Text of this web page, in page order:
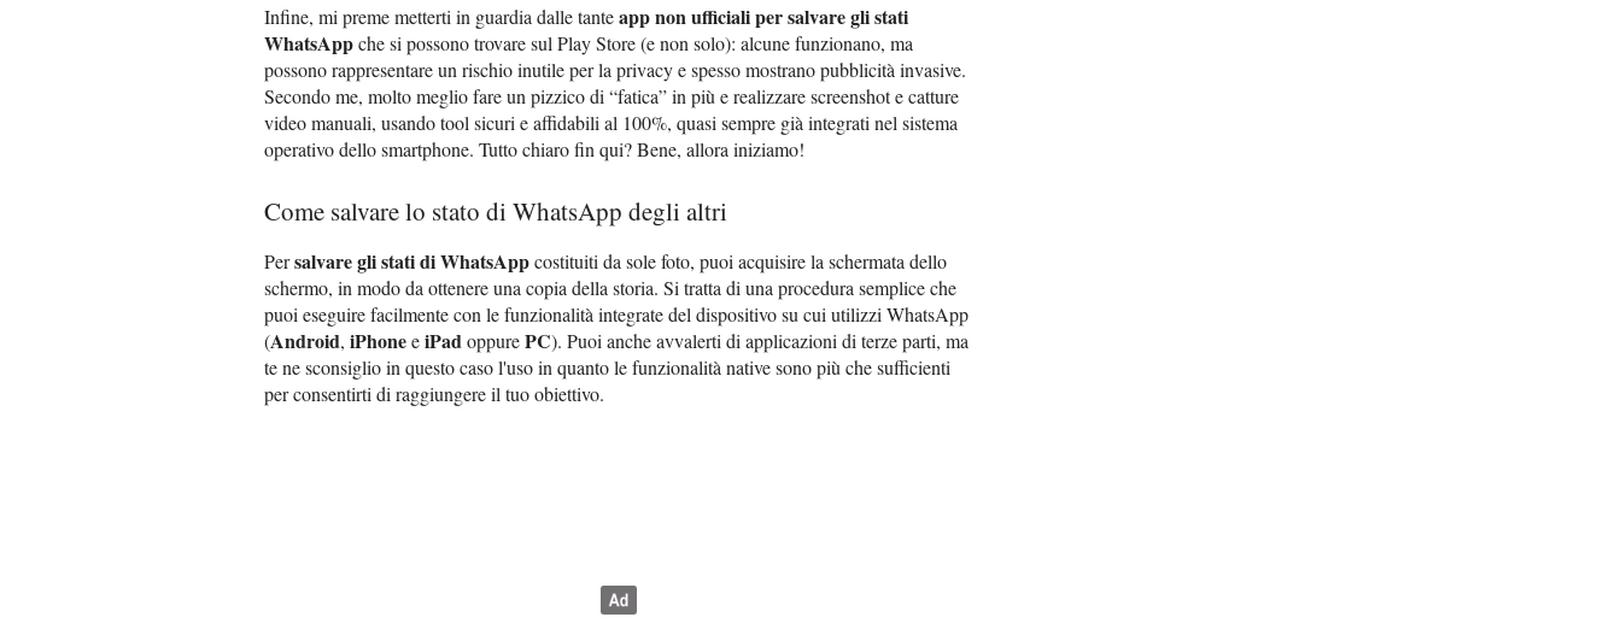
Infine, mi preme metterti in guardia dalle tanteapp non ufficiali per salvare gli stati
WhatsAppche si possono trovare sul Play Store (e non solo): alcune funzionano, ma
possono rappresentare un rischio inutile per la privacy e spesso mostrano pubblicità invasive.
Secondo me, molto meglio fare un pizzico di “fatica” in più e realizzare screenshot e catture
video manuali, usando tool sicuri e affidabili al 100%, quasi sempre già integrati nel sistema
operativo dello smartphone. Tutto chiaro fin qui? Bene, allora iniziamo!
Come salvare lo stato di WhatsApp degli altri
Persalvare gli stati di WhatsAppcostituiti da sole foto, puoi acquisire la schermata dello
schermo, in modo da ottenere una copia della storia. Si tratta di una procedura semplice che
puoi eseguire facilmente con le funzionalità integrate del dispositivo su cui utilizzi WhatsApp
(Android, iPhoneeiPadoppurePC). Puoi anche avvalerti di applicazioni di terze parti, ma
te ne sconsiglio in questo caso l'uso in quanto le funzionalità native sono più che sufficienti
per consentirti di raggiungere il tuo obiettivo.